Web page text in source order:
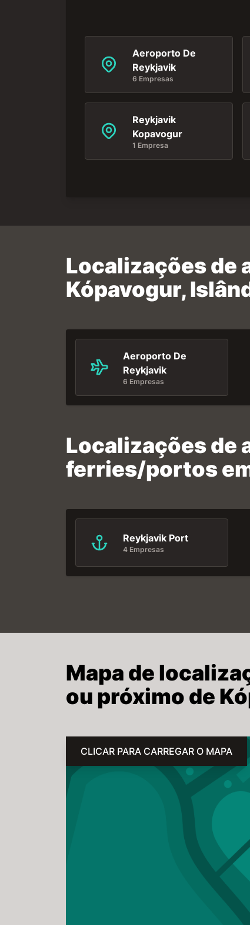
Aeroporto De
Reykjavik
6 Empresas
Reykjavik
Kopavogur
1 Empresa
Localizações de
Kópavogur,
Aeroporto De
Reykjavik
6 Empresas
Localizações de
ferries/portos
Reykjavik Port
4 Empresas
Mapa de
ou próximo de
CLICAR PARA CARREGAR O MAPA